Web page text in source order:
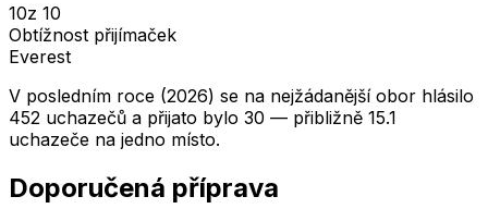
10z 10
Obtížnost přijímaček
Everest
V posledním roce (2026) se na nejžádanější obor hlásilo
452 uchazečů a přijato bylo 30 — přibližně 15.1
uchazeče na jedno místo.
Doporučená příprava